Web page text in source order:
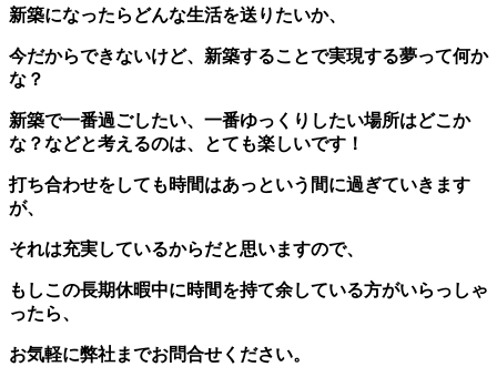
新築になったらどんな生活を送りたいか、
今だからできないけど、新築することで実現する夢って何か
な？
新築で一番過ごしたい、一番ゆっくりしたい場所はどこか
な？などと考えるのは、とても楽しいです！
打ち合わせをしても時間はあっという間に過ぎていきます
が、
それは充実しているからだと思いますので、
もしこの長期休暇中に時間を持て余している方がいらっしゃ
ったら、
お気軽に弊社までお問合せください。